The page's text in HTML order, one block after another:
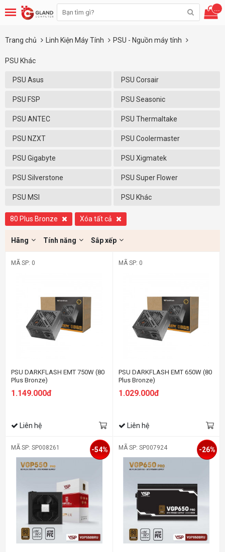
...
Trang chủ Linh Kiện Máy Tính PSU - Nguồn máy tính
PSU Khác
PSU Asus PSU Corsair
PSU FSP PSU Seasonic
PSU ANTEC PSU Thermaltake
PSU NZXT PSU Coolermaster
PSU Gigabyte PSU Xigmatek
PSU Silverstone PSU Super Flower
PSU MSI PSU Khác
80 Plus Bronze Xóa tất cả
Hãng Tính năng Sắp xếp
MÃ SP: 0
PSU DARKFLASH EMT 750W (80
Plus Bronze)
1.149.000đ
Liên hệ
MÃ SP: 0
PSU DARKFLASH EMT 650W (80
Plus Bronze)
1.029.000đ
Liên hệ
MÃ SP: SP008261 -54% MÃ SP: SP007924 -26%